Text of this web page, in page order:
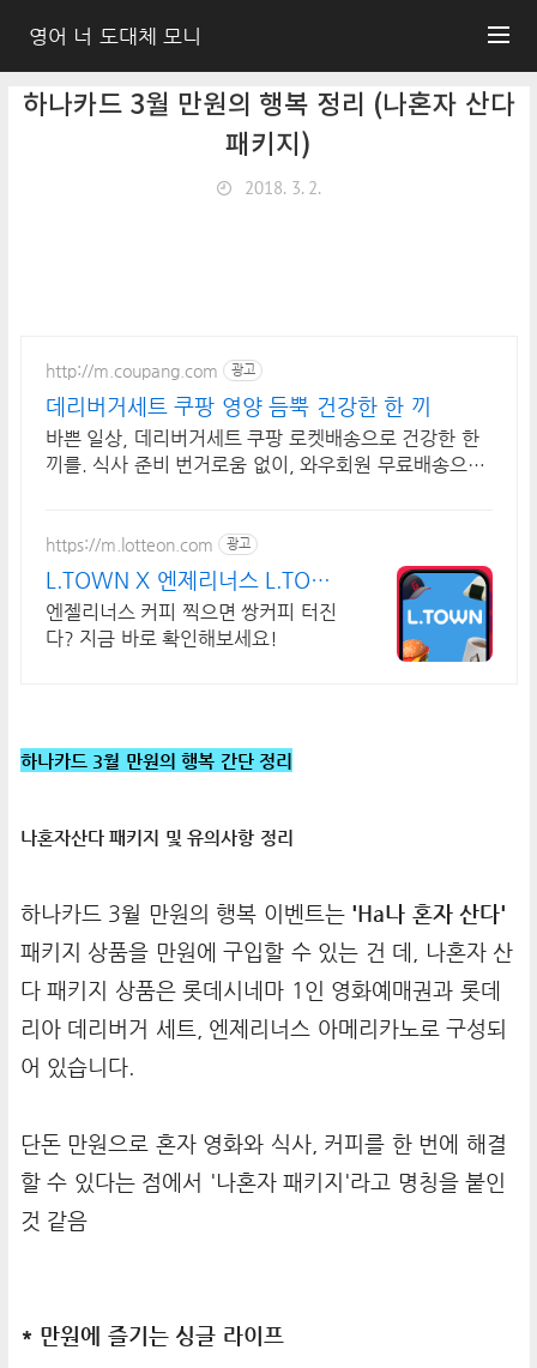
영어 너 도대체 모니
하나카드 3월 만원의 행복 정리 (나혼자 산다
패키지)
2018. 3. 2.
http://m.coupang.com 광고
데리버거세트 쿠팡 영양 듬뿍 건강한 한 끼
바쁜 일상, 데리버거세트 쿠팡 로켓배송으로 건강한 한
끼를. 식사 준비 번거로움 없이, 와우회원 무료배송으로
https://m.lotteon.com 광고
L.TOWN X 엔제리너스 L.TOWN
입주하기
엔젤리너스 커피 찍으면 쌍커피 터진
다? 지금 바로 확인해보세요!
하나카드 3월 만원의 행복 간단 정리
나혼자산다 패키지 및 유의사항 정리
하나카드 3월 만원의 행복 이벤트는 'Ha나 혼자 산다'
패키지 상품을 만원에 구입할 수 있는 건 데, 나혼자 산
다 패키지 상품은 롯데시네마 1인 영화예매권과 롯데
리아 데리버거 세트, 엔제리너스 아메리카노로 구성되
어 있습니다.
단돈 만원으로 혼자 영화와 식사, 커피를 한 번에 해결
할 수 있다는 점에서 '나혼자 패키지'라고 명칭을 붙인
것 같음
* 만원에 즐기는 싱글 라이프